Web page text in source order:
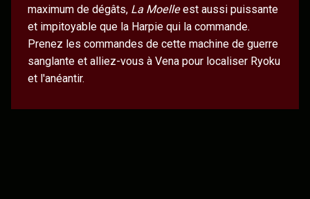
maximum de dégâts, La Moelleest aussi puissante
et impitoyable que la Harpie qui la commande.
Prenez les commandes de cette machine de guerre
sanglante et alliez-vous à Vena pour localiser Ryoku
et l'anéantir.